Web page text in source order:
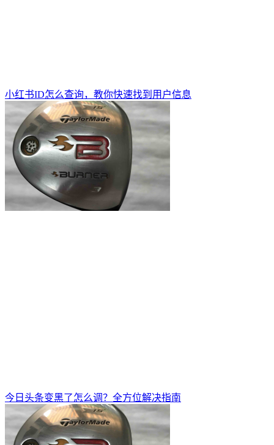
小红书ID怎么查询，教你快速找到用户信息
今日头条变黑了怎么调？全方位解决指南